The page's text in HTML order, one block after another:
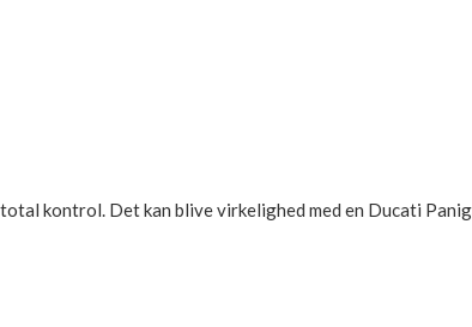
kontrol. Det kan blive virkelighed med en Ducati